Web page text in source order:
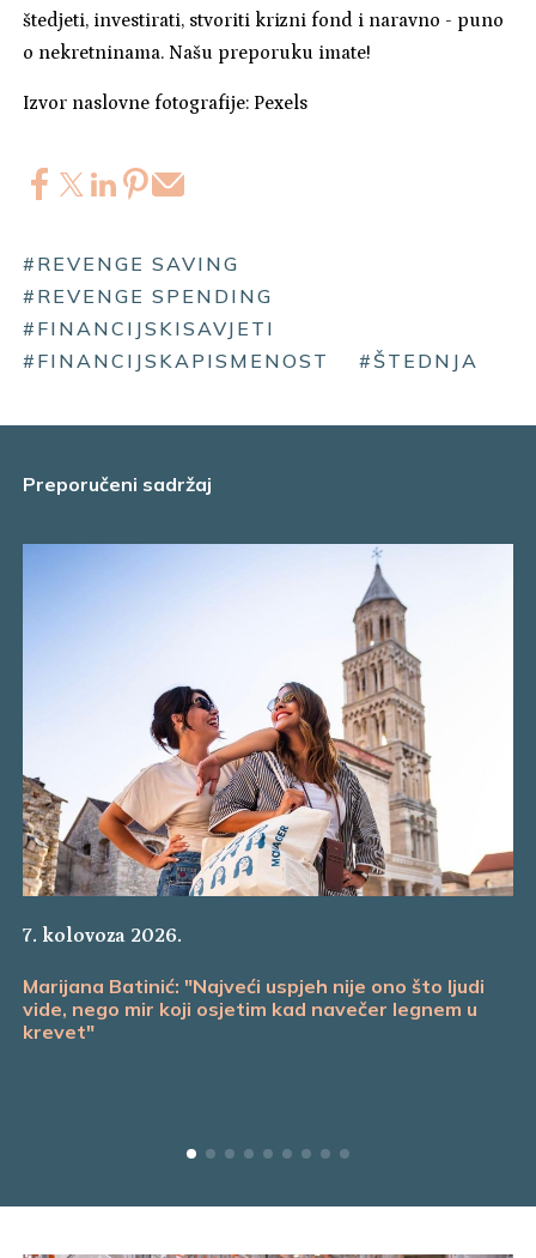
štedjeti, investirati, stvoriti krizni fond i naravno - puno
o nekretninama. Našu preporuku imate!
Izvor naslovne fotografije: Pexels
#REVENGE SAVING
#REVENGE SPENDING
#FINANCIJSKISAVJETI
#FINANCIJSKAPISMENOST
#ŠTEDNJA
Preporučeni sadržaj
7. kolovoza 2026.
Marijana Batinić: "Najveći uspjeh nije ono što ljudi
vide, nego mir koji osjetim kad navečer legnem u
krevet"